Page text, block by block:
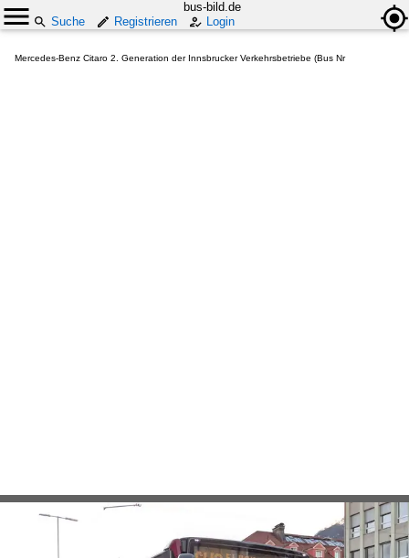
bus-bild.de
Suche
Registrieren Login
Mercedes-Benz Citaro 2. Generation der Innsbrucker Verkehrsbetriebe (Bus Nr